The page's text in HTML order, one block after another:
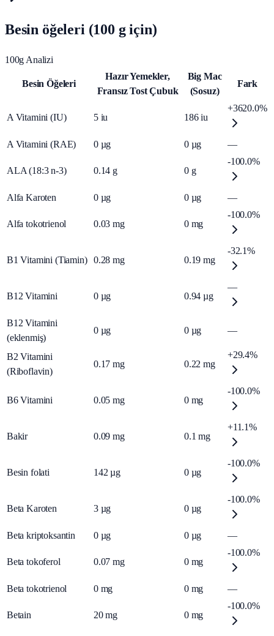
Besin öğeleri (100 g için)
100g Analizi
Besin Öğeleri
Hazır Yemekler,
Fransız Tost Çubuk
Big Mac
(Sosuz)
Fark
A Vitamini (IU) 5 iu 186 iu
+3620.0%
A Vitamini (RAE) 0 µg 0 µg —
ALA (18:3 n-3) 0.14 g 0 g
-100.0%
Alfa Karoten 0 µg 0 µg —
Alfa tokotrienol 0.03 mg 0 mg
-100.0%
B1 Vitamini (Tiamin) 0.28 mg 0.19 mg
-32.1%
B12 Vitamini 0 µg 0.94 µg
—
B12 Vitamini
(eklenmiş)
0 µg 0 µg —
B2 Vitamini
(Riboflavin)
0.17 mg 0.22 mg
+29.4%
B6 Vitamini 0.05 mg 0 mg
-100.0%
Bakir 0.09 mg 0.1 mg
+11.1%
Besin folati 142 µg 0 µg
-100.0%
Beta Karoten 3 µg 0 µg
-100.0%
Beta kriptoksantin 0 µg 0 µg —
Beta tokoferol 0.07 mg 0 mg
-100.0%
Beta tokotrienol 0 mg 0 mg —
Betain 20 mg 0 mg
-100.0%